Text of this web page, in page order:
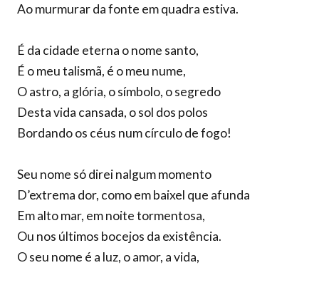
Ao murmurar da fonte em quadra estiva.
É da cidade eterna o nome santo,
É o meu talismã, é o meu nume,
O astro, a glória, o símbolo, o segredo
Desta vida cansada, o sol dos polos
Bordando os céus num círculo de fogo!
Seu nome só direi nalgum momento
D’extrema dor, como em baixel que afunda
Em alto mar, em noite tormentosa,
Ou nos últimos bocejos da existência.
O seu nome é a luz, o amor, a vida,